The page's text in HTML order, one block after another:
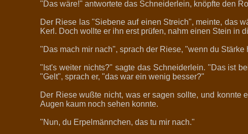
"Das wäre!" antwortete das Schneiderlein, knöpfte den
Der Riese las "Siebene auf einen Streich", meinte, das
Kerl. Doch wollte er ihn erst prüfen, nahm einen Stein in
"Das mach mir nach", sprach der Riese, "wenn du Stärke
"Ist's weiter nichts?" sagte das Schneiderlein. "Das ist
"Gelt", sprach er, "das war ein wenig besser?"
Der Riese wußte nicht, was er sagen sollte, und
Augen kaum noch sehen konnte.
"Nun, du Erpelmännchen, das tu mir nach."